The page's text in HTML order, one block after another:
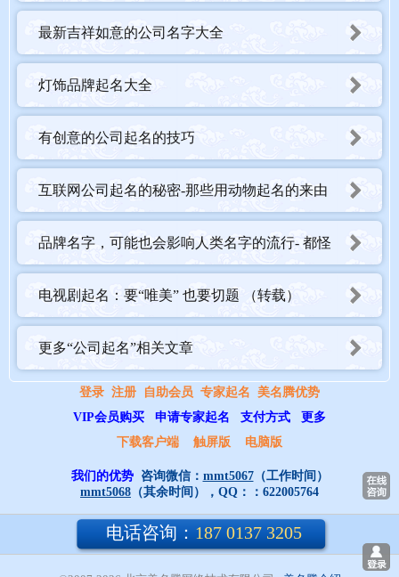
最新吉祥如意的公司名字大全
灯饰品牌起名大全
有创意的公司起名的技巧
互联网公司起名的秘密-那些用动物起名的来由
品牌名字，可能也会影响人类名字的流行- 都怪
亚马逊 美国人民不再想给孩子起名“Alexa”了
电视剧起名：要“唯美” 也要切题 （转载）
更多“公司起名”相关文章
登录 注册 自助会员 专家起名 美名腾优势
VIP会员购买
申请专家起名 支付方式
更多
下载客户端
触屏版 电脑版
我们的优势 咨询微信： mmt5067（工作时间）
mmt5068 （其余时间），QQ：： 622005764
电话咨询： 187 0137 3205